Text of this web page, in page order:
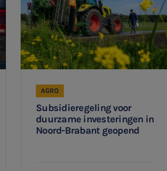
Subsidieregeling voor
duurzame investeringen in
Noord-Brabant geopend
AGRO